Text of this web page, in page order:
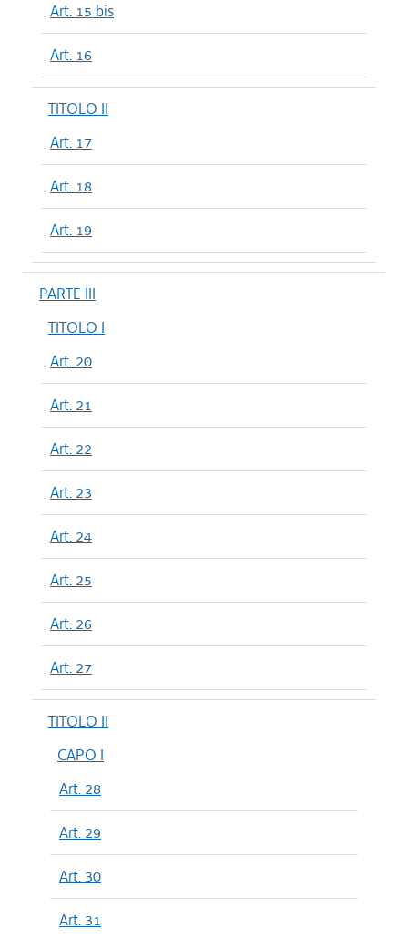
Art. 15 bis
Art. 16
TITOLO II
Art. 17
Art. 18
Art. 19
PARTE III
TITOLO I
Art. 20
Art. 21
Art. 22
Art. 23
Art. 24
Art. 25
Art. 26
Art. 27
TITOLO II
CAPO I
Art. 28
Art. 29
Art. 30
Art. 31